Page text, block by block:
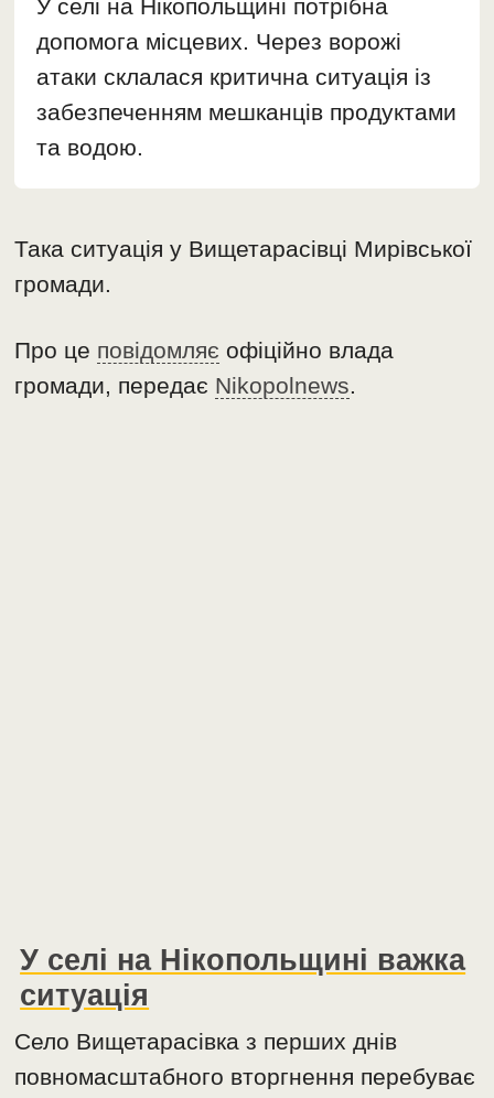
У селі на Нікопольщині потрібна
допомога місцевих. Через ворожі
атаки склалася критична ситуація із
забезпеченням мешканців продуктами
та водою.
Така ситуація у Вищетарасівці Мирівської
громади.
Про це повідомляє офіційно влада
громади, передає Nikopolnews.
У селі на Нікопольщині важка
ситуація
Село Вищетарасівка з перших днів
повномасштабного вторгнення перебуває